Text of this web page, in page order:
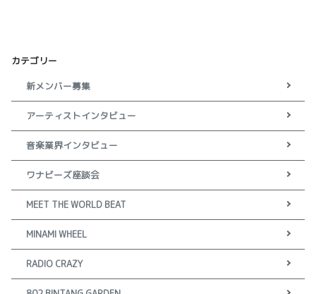
カテゴリー
新メンバー募集
アーティストインタビュー
音楽業界インタビュー
ワナビーズ座談会
MEET THE WORLD BEAT
MINAMI WHEEL
RADIO CRAZY